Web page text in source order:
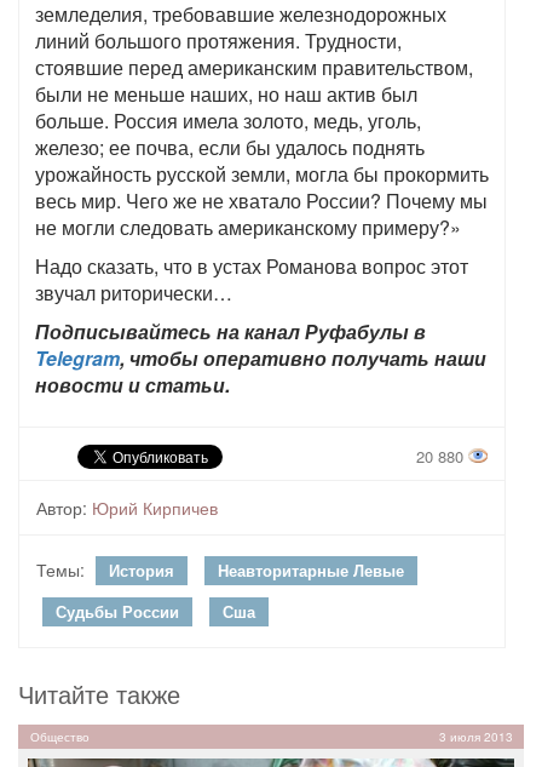
земледелия, требовавшие железнодорожных
линий большого протяжения. Трудности,
стоявшие перед американским правительством,
были не меньше наших, но наш актив был
больше. Россия имела золото, медь, уголь,
железо; ее почва, если бы удалось поднять
урожайность русской земли, могла бы прокормить
весь мир. Чего же не хватало России? Почему мы
не могли следовать американскому примеру?»
Надо сказать, что в устах Романова вопрос этот
звучал риторически…
Подписывайтесь на канал Руфабулы в
Telegram, чтобы оперативно получать наши
новости и статьи.
20 880
Автор: Юрий Кирпичев
Темы: История
Неавторитарные Левые
Судьбы России
Сша
Читайте также
Общество 3 июля 2013